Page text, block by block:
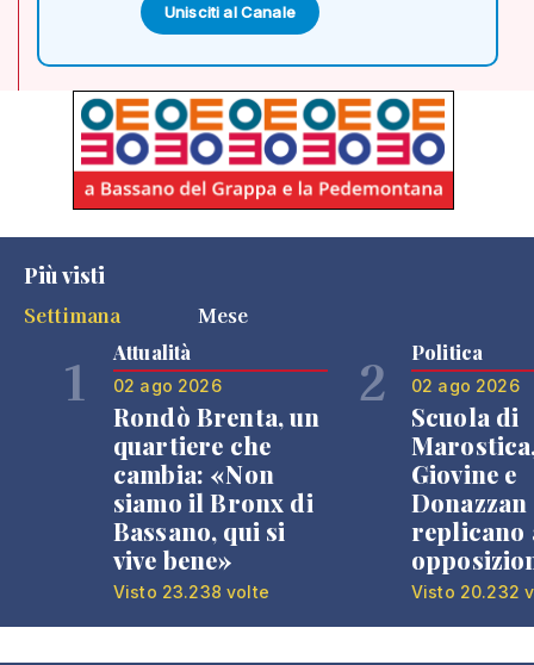
Unisciti al Canale
Più visti
Settimana
Mese
1 Attualità
02 ago 2026
Rondò Brenta, un
quartiere che
cambia: «Non
siamo il Bronx di
Bassano, qui si
vive bene»
Visto 23.238 volte
2 Politica
02 ago 2026
Scuola di
Giovine e
Donazzan
replicano
Visto 20.232